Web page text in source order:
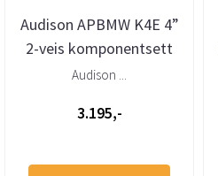
Audison APBMW K4E 4”
2-veis komponentsett
for BMW/Mini stor kurv
Audison ...
3.195,-